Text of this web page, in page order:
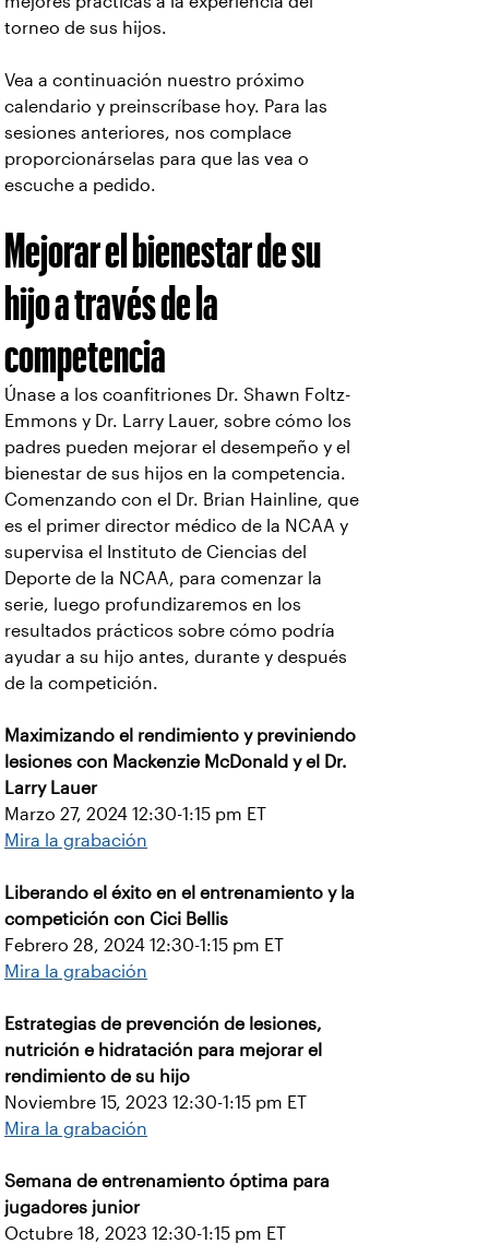
torneo de sus hijos.
Vea a continuación nuestro próximo
calendario y preinscríbase hoy. Para las
sesiones anteriores, nos complace
proporcionárselas para que las vea o
escuche a pedido.
Mejorar el bienestar de su
hijo a través de la
competencia
Únase a los coanfitriones Dr. Shawn Foltz-
Emmons y Dr. Larry Lauer, sobre cómo los
padres pueden mejorar el desempeño y el
bienestar de sus hijos en la competencia.
Comenzando con el Dr. Brian Hainline, que
es el primer director médico de la NCAA y
supervisa el Instituto de Ciencias del
Deporte de la NCAA, para comenzar la
serie, luego profundizaremos en los
resultados prácticos sobre cómo podría
ayudar a su hijo antes, durante y después
de la competición.
Maximizando el rendimiento y previniendo
lesiones con Mackenzie McDonald y el Dr.
Larry Lauer
Marzo 27, 2024 12:30-1:15 pm ET
Mira la grabación
Liberando el éxito en el entrenamiento y la
competición con Cici Bellis
Febrero 28, 2024 12:30-1:15 pm ET
Mira la grabación
Estrategias de prevención de lesiones,
nutrición e hidratación para mejorar el
rendimiento de su hijo
Noviembre 15, 2023 12:30-1:15 pm ET
Mira la grabación
Semana de entrenamiento óptima para
jugadores junior
Octubre 18, 2023 12:30-1:15 pm ET